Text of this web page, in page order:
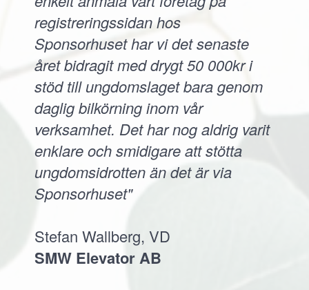
registreringssidan hos
Sponsorhuset har vi det senaste
året bidragit med drygt 50 000kr i
stöd till ungdomslaget bara genom
daglig bilkörning inom vår
verksamhet. Det har nog aldrig varit
enklare och smidigare att stötta
ungdomsidrotten än det är via
Sponsorhuset"
Stefan Wallberg, VD
SMW Elevator AB